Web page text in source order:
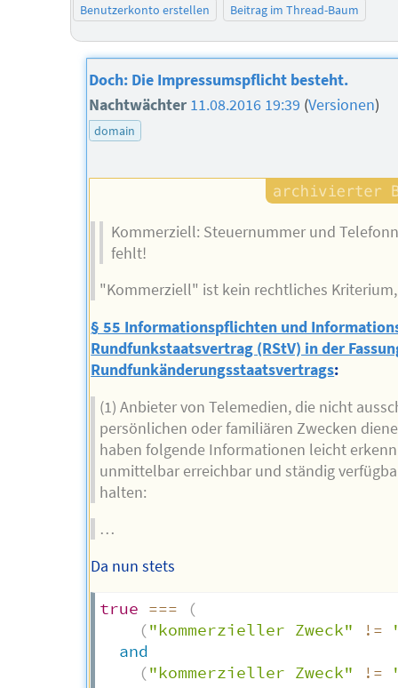
Benutzerkonto erstellen
Beitrag im Thread-Baum
Doch: Die Impressumspflicht besteht.
Nachtwächter 11.08.2016 19:39 (Versionen)
domain
Kommerziell: Steuernummer und
fehlt!
"Kommerziell" ist kein rechtliches Kriterium,
§ 55 Informationspflichten und
Rundfunkstaatsvertrag (RStV) in der
Rundfunkänderungsstaatsvertrags:
(1) Anbieter von Telemedien, die nicht
persönlichen oder familiären Zwecken
haben folgende Informationen leicht
unmittelbar erreichbar und ständig
halten:
…
Da nun stets
true ===
(
("kommerzieller Zweck" !=
and
("kommerzieller Zweck" !=